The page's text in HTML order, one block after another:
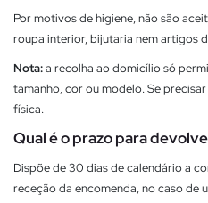
Por motivos de higiene, não são
roupa interior, bijutaria nem artigos
Nota:a recolha ao domicílio só
tamanho, cor ou modelo. Se
física.
Qual é o prazo para
Dispõe de 30 dias de calendário a
receção da encomenda, no caso de